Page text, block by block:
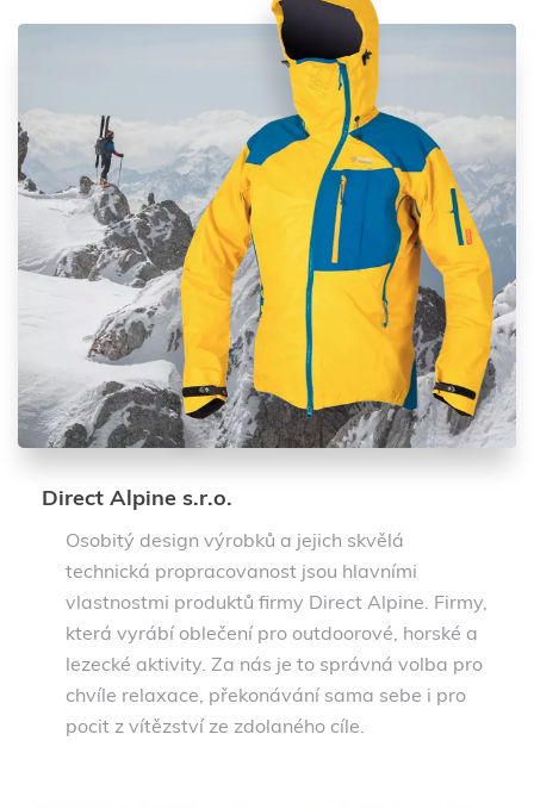
Direct Alpine s.r.o.
Osobitý design výrobků a jejich skvělá
technická propracovanost jsou hlavními
vlastnostmi produktů firmy Direct Alpine. Firmy,
která vyrábí oblečení pro outdoorové, horské a
lezecké aktivity. Za nás je to správná volba pro
chvíle relaxace, překonávání sama sebe i pro
pocit z vítězství ze zdolaného cíle.